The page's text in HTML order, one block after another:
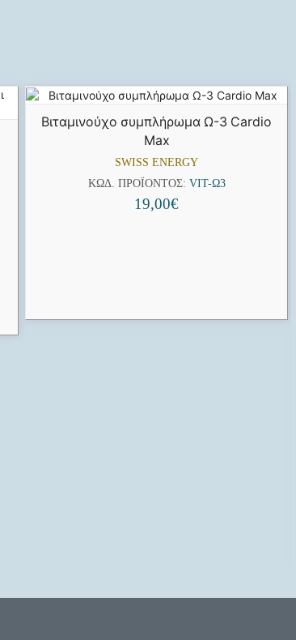
Βιταμινούχο συμπλήρωμα Ω-3 Cardio
Max
SWISS ENERGY
ΚΩΔ. ΠΡΟΪΌΝΤΟΣ: VIT-Ω3
19,00€